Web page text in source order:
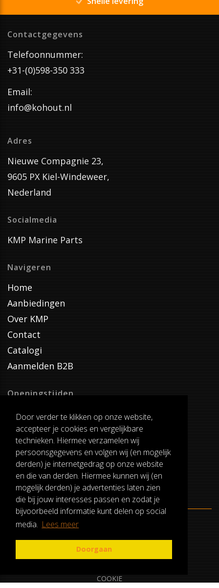
Door verder te klikken op onze website,
accepteer je cookies en vergelijkbare
technieken. Hiermee verzamelen wij
persoonsgegevens en volgen wij (en mogelijk
derden) je internetgedrag op onze website
en die van derden. Hiermee kunnen wij (en
mogelijk derden) je advertenties laten zien
die bij jouw interesses passen en zodat je
bijvoorbeeld informatie kunt delen op social
media. Lees meer
Doorgaan
Contactgegevens
Telefoonnummer:
+31-(0)598-350 333
Email:
info@kohout.nl
Adres
Nieuwe Compagnie 23,
9605 PX Kiel-Windeweer,
Nederland
Socialmedia
KMP Marine Parts
Navigeren
Home
Aanbiedingen
Over KMP
Contact
Catalogi
Aanmelden B2B
Openingstijden
Dinsdag T/M Zaterdag
van 8:00-17:00
Verzenddagen
Dinsdag T/M Vrijdag
Pauze
12:30-13:00
ALGEMENE VOORWAARDEN
RUILEN EN RETOURNEREN
COOKIE